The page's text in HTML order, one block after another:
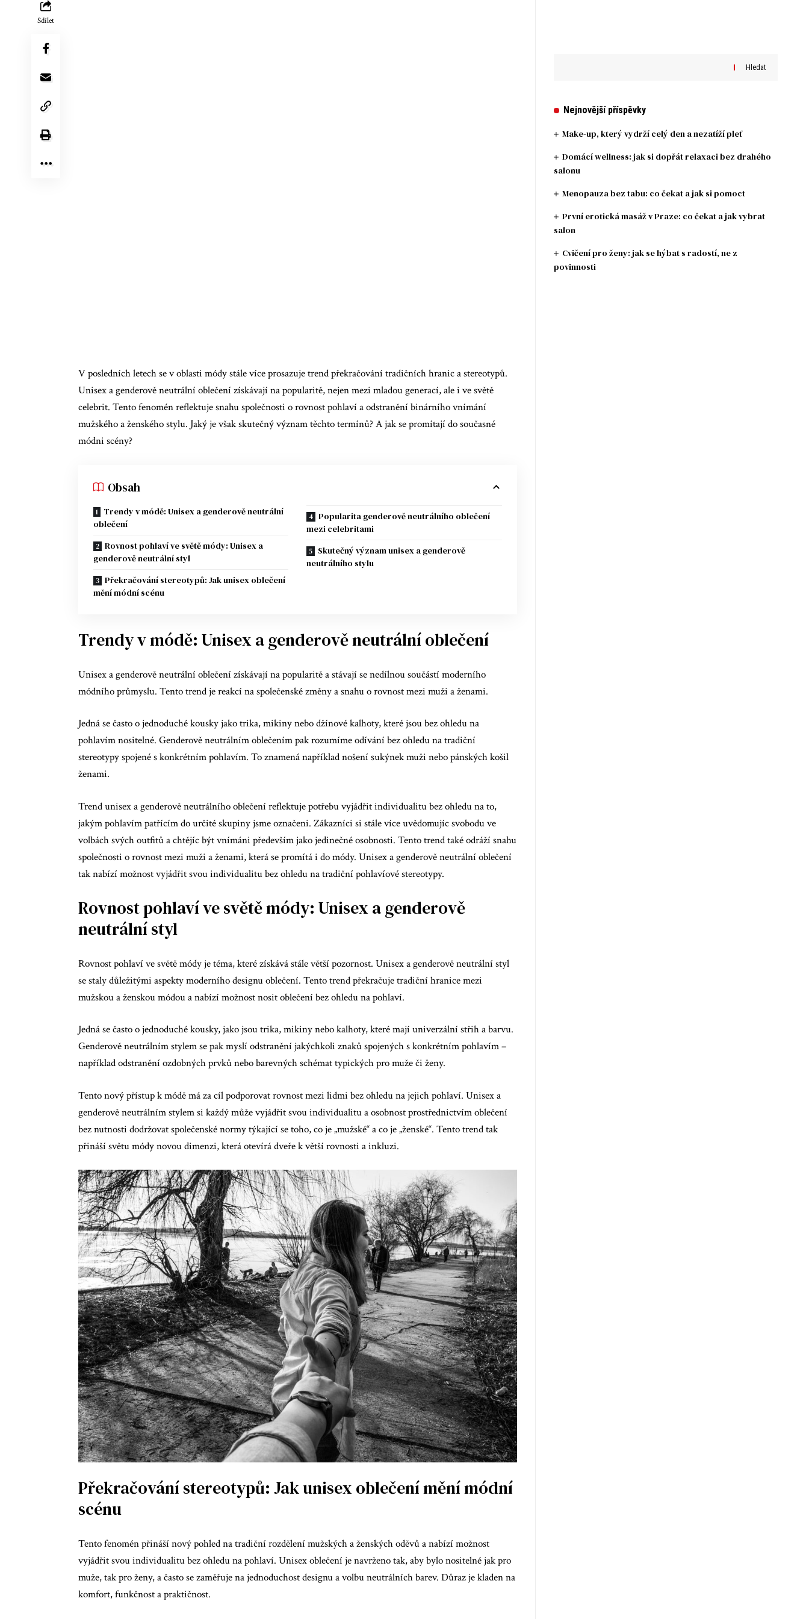
Sdílet
V posledních letech se v oblasti módy stále více prosazuje trend překračování tradičních hranic a stereotypů.
Unisex a genderově neutrální oblečení získávají na popularitě, nejen mezi mladou generací, ale i ve světě
celebrit. Tento fenomén reflektuje snahu společnosti o rovnost pohlaví a odstranění binárního vnímání
mužského a ženského stylu. Jaký je však skutečný význam těchto termínů? A jak se promítají do současné
módni scény?
Obsah
Trendy v módě: Unisex a genderově neutrální
oblečení
Rovnost pohlaví ve světě módy: Unisex a
genderově neutrální styl
Překračování stereotypů: Jak unisex oblečení
mění módní scénu
Popularita genderově neutrálního oblečení
mezi celebritami
Skutečný význam unisex a genderově
neutrálního stylu
Trendy v módě: Unisex a genderově neutrální oblečení
Unisex a genderově neutrální oblečení získávají na popularitě a stávají se nedílnou součástí moderního
módního průmyslu. Tento trend je reakcí na společenské změny a snahu o rovnost mezi muži a ženami.
Jedná se často o jednoduché kousky jako trika, mikiny nebo džínové kalhoty, které jsou bez ohledu na
pohlavím nositelné. Genderově neutrálním oblečením pak rozumíme odívání bez ohledu na tradiční
stereotypy spojené s konkrétním pohlavím. To znamená například nošení sukýnek muži nebo pánských košil
ženami.
Trend unisex a genderově neutrálního oblečení reflektuje potřebu vyjádřit individualitu bez ohledu na to,
jakým pohlavím patřícím do určité skupiny jsme označeni. Zákazníci si stále více uvědomujíc svobodu ve
volbách svých outfitů a chtějíc být vnímáni především jako jedinečné osobnosti. Tento trend také odráží snahu
společnosti o rovnost mezi muži a ženami, která se promítá i do módy. Unisex a genderově neutrální oblečení
tak nabízí možnost vyjádřit svou individualitu bez ohledu na tradiční pohlavíové stereotypy.
Rovnost pohlaví ve světě módy: Unisex a genderově
neutrální styl
Rovnost pohlaví ve světě módy je téma, které získává stále větší pozornost. Unisex a genderově neutrální styl
se staly důležitými aspekty moderního designu oblečení. Tento trend překračuje tradiční hranice mezi
mužskou a ženskou módou a nabízí možnost nosit oblečení bez ohledu na pohlaví.
Jedná se často o jednoduché kousky, jako jsou trika, mikiny nebo kalhoty, které mají univerzální střih a barvu.
Genderově neutrálním stylem se pak myslí odstranění jakýchkoli znaků spojených s konkrétním pohlavím –
například odstranění ozdobných prvků nebo barevných schémat typických pro muže či ženy.
Tento nový přístup k módě má za cíl podporovat rovnost mezi lidmi bez ohledu na jejich pohlaví. Unisex a
genderově neutrálním stylem si každý může vyjádřit svou individualitu a osobnost prostřednictvím oblečení
bez nutnosti dodržovat společenské normy týkající se toho, co je „mužské“ a co je „ženské“. Tento trend tak
přináší světu módy novou dimenzi, která otevírá dveře k větší rovnosti a inkluzi.
Překračování stereotypů: Jak unisex oblečení mění módní
scénu
Tento fenomén přináší nový pohled na tradiční rozdělení mužských a ženských oděvů a nabízí možnost
vyjádřit svou individualitu bez ohledu na pohlaví. Unisex oblečení je navrženo tak, aby bylo nositelné jak pro
muže, tak pro ženy, a často se zaměřuje na jednoduchost designu a volbu neutrálních barev. Důraz je kladen na
komfort, funkčnost a praktičnost.
Hledat
Nejnovější příspěvky
Make-up, který vydrží celý den a nezatíží pleť
Domácí wellness: jak si dopřát relaxaci bez drahého
salonu
Menopauza bez tabu: co čekat a jak si pomoct
První erotická masáž v Praze: co čekat a jak vybrat
salon
Cvičení pro ženy: jak se hýbat s radostí, ne z
povinnosti